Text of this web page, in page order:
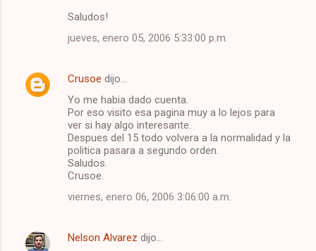
Saludos!
jueves, enero 05, 2006 5:33:00 p.m.
Crusoe dijo…
Yo me habia dado cuenta.
Por eso visito esa pagina muy a lo lejos para
ver si hay algo interesante.
Despues del 15 todo volvera a la normalidad y la
politica pasara a segundo orden.
Saludos.
Crusoe.
viernes, enero 06, 2006 3:06:00 a.m.
Nelson Alvarez dijo…